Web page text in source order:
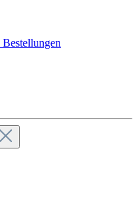
Bestellungen